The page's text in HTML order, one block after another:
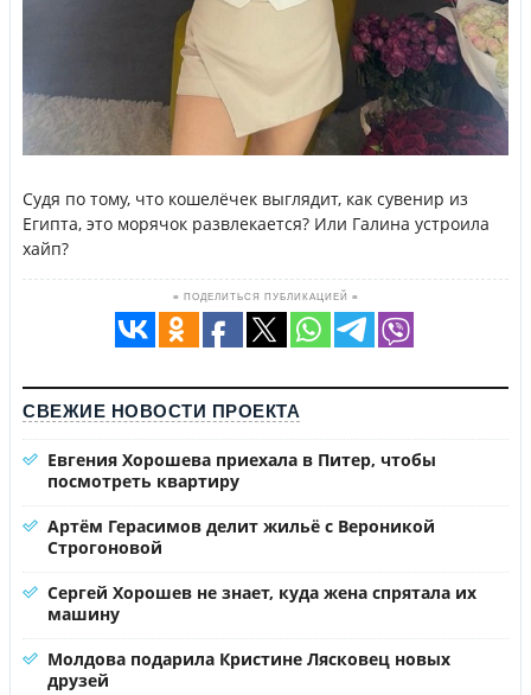
Судя по тому, что кошелёчек выглядит, как сувенир из
Египта, это морячок развлекается? Или Галина устроила
хайп?
≡ ПОДЕЛИТЬСЯ ПУБЛИКАЦИЕЙ ≡
СВЕЖИЕ НОВОСТИ ПРОЕКТА
Евгения Хорошева приехала в Питер, чтобы
посмотреть квартиру
Артём Герасимов делит жильё с Вероникой
Строгоновой
Сергей Хорошев не знает, куда жена спрятала их
машину
Молдова подарила Кристине Лясковец новых
друзей